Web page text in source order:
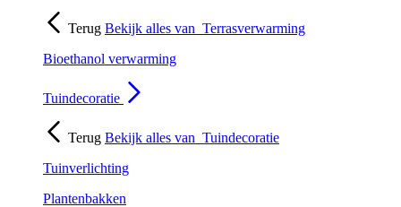
Terug Bekijk alles van Terrasverwarming
Bioethanol verwarming
Tuindecoratie
Terug Bekijk alles van Tuindecoratie
Tuinverlichting
Plantenbakken